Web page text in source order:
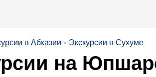
в Абхазии Экскурсии в Сухуме
на